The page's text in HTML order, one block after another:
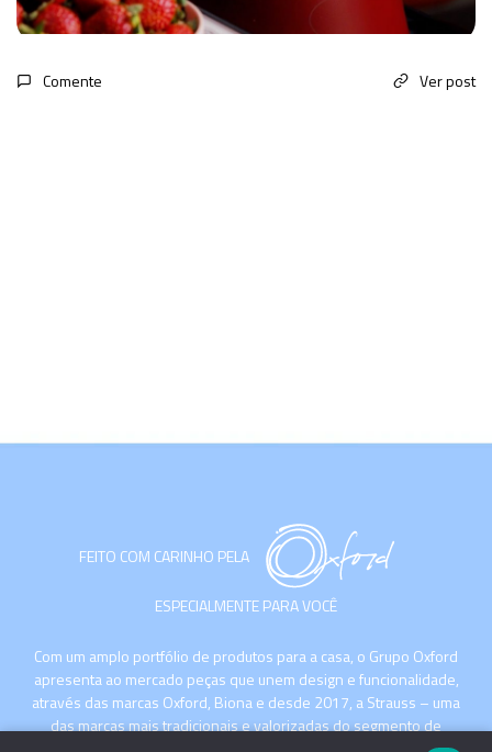
Comente Ver post
FEITO COM CARINHO PELA
ESPECIALMENTE PARA VOCÊ
Com um amplo portfólio de produtos para a casa, o Grupo Oxford
apresenta ao mercado peças que unem design e funcionalidade,
através das marcas Oxford, Biona e desde 2017, a Strauss – uma
das marcas mais tradicionais e valorizadas do segmento de